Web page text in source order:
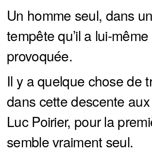
Un homme seul, dans
tempête qu’il a lui-même
provoquée.
Il y a quelque chose de
dans cette descente
Luc Poirier, pour la
semble vraiment seul.